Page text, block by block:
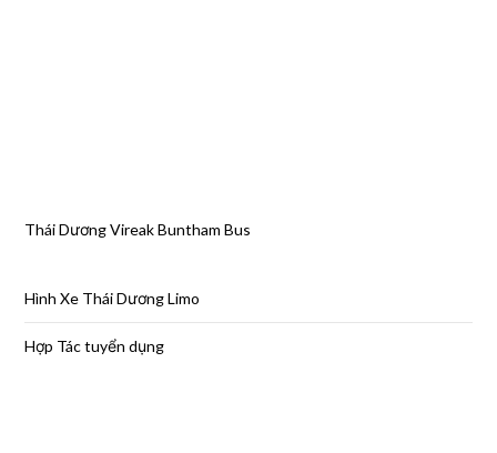
Thái Dương Vireak Buntham Bus
Hình Xe Thái Dương Limo
Hợp Tác tuyển dụng